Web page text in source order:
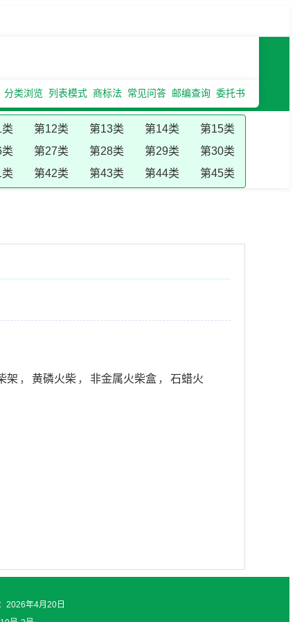
分类浏览 列表模式 商标法 常见问答 邮编查询 委托书
第12类 第13类 第14类
第15类
第27类 第28类 第29类
第30类
第42类 第43类 第44类 第45类
架 ， 黄磷火柴 ， 非金属火柴盒 ，
石蜡火
2026年4月20日